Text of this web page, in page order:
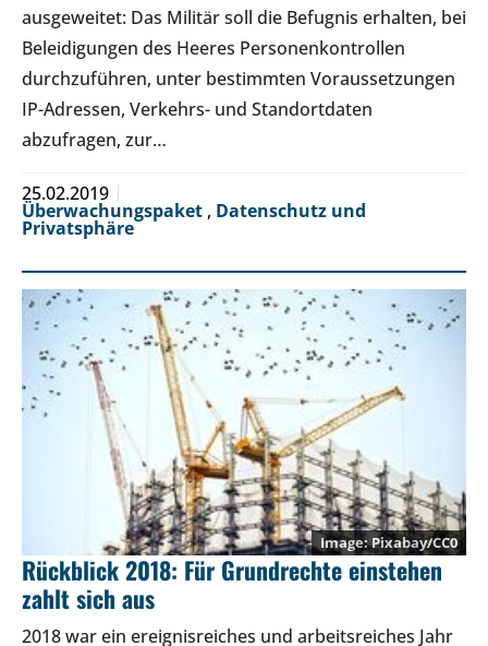
ausgeweitet: Das Militär soll die Befugnis erhalten, bei
Beleidigungen des Heeres Personenkontrollen
durchzuführen, unter bestimmten Voraussetzungen
IP-Adressen, Verkehrs- und Standortdaten
abzufragen, zur…
25.02.2019
Überwachungspaket , Datenschutz und
Privatsphäre
Pixabay/CC0
Rückblick 2018: Für Grundrechte einstehen
zahlt sich aus
2018 war ein ereignisreiches und arbeitsreiches Jahr